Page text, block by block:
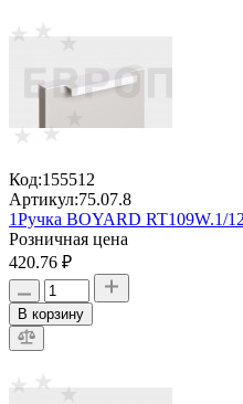
Код:155512
Артикул:75.07.8
1Ручка BOYARD RT109W.1/
Розничная цена
420.76 ₽
В корзину